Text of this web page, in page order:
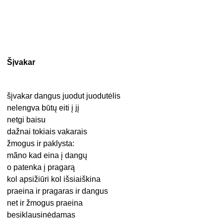
Šįvakar
šįvakar dangus juodut juodutėlis
nelengva būtų eiti į jį
netgi baisu
dažnai tokiais vakarais
žmogus ir paklysta:
mãno kad eina į dangų
o patenka į pragarą
kol apsižiūri kol išsiaiškina
praeina ir pragaras ir dangus
net ir žmogus praeina
besiklausinėdamas